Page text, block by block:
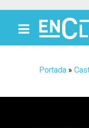
Portada »